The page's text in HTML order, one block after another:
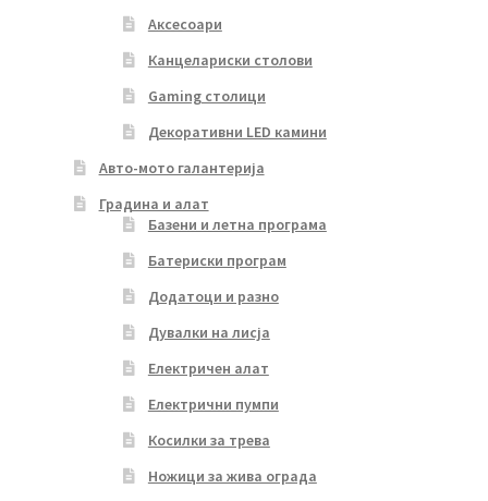
Аксесоари
Канцелариски столови
Gaming столици
Декоративни LED камини
Авто-мото галантерија
Градина и алат
Базени и летна програма
Батериски програм
Додатоци и разно
Дувалки на лисја
Електричен алат
Електрични пумпи
Косилки за трева
Ножици за жива ограда